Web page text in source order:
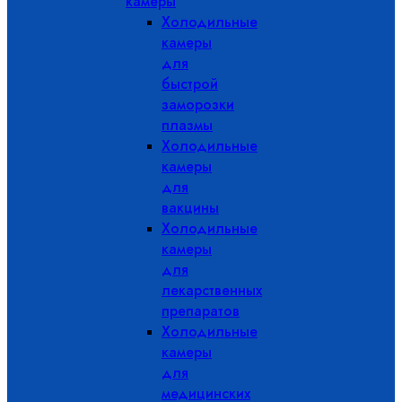
Холодильные
камеры
для
быстрой
заморозки
плазмы
Холодильные
камеры
для
вакцины
Холодильные
камеры
для
лекарственных
препаратов
Холодильные
камеры
для
медицинских